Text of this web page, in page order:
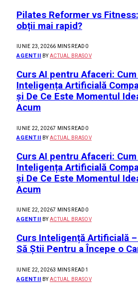
Pilates Reformer vs
obții mai rapid?
IUNIE 23, 20266 MINS READ 0
AGENTII BY ACTUAL BRASOV
Curs AI pentru Afaceri:
Inteligența Artificială
și De Ce Este Momentul
Acum
IUNIE 22, 20267 MINS READ 0
AGENTII BY ACTUAL BRASOV
Curs AI pentru Afaceri:
Inteligența Artificială
și De Ce Este Momentul
Acum
IUNIE 22, 20267 MINS READ 0
AGENTII BY ACTUAL BRASOV
Curs Inteligență Artificială
Să Știi Pentru a Începe o
IUNIE 22, 20263 MINS READ 1
AGENTII BY ACTUAL BRASOV